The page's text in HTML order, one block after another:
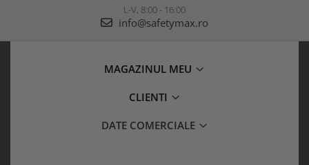
L-V, 8:00 - 16:00
info@safetymax.ro
MAGAZINUL MEU
CLIENTI
DATE COMERCIALE